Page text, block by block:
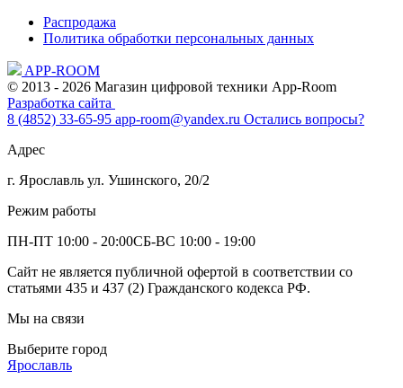
Распродажа
Политика обработки персональных данных
APP-ROOM
© 2013 - 2026 Магазин цифровой техники App-Room
Разработка сайта
8 (4852) 33-65-95 app-room@yandex.ru Остались вопросы?
Адрес
г. Ярославль ул. Ушинского, 20/2
Режим работы
ПН-ПТ 10:00 - 20:00СБ-ВС 10:00 - 19:00
Сайт не является публичной офертой в соответствии со
статьями 435 и 437 (2) Гражданского кодекса РФ.
Мы на связи
Выберите город
Ярославль